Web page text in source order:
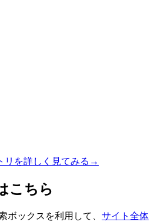
リを詳しく見てみる→
こちら
ボックスを利用して、 サイト全体